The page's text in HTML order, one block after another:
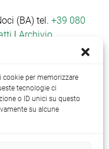
(BA) tel.+39 080
| Archivio
per memorizzare
tecnologie ci
o ID unici su questo
su alcune